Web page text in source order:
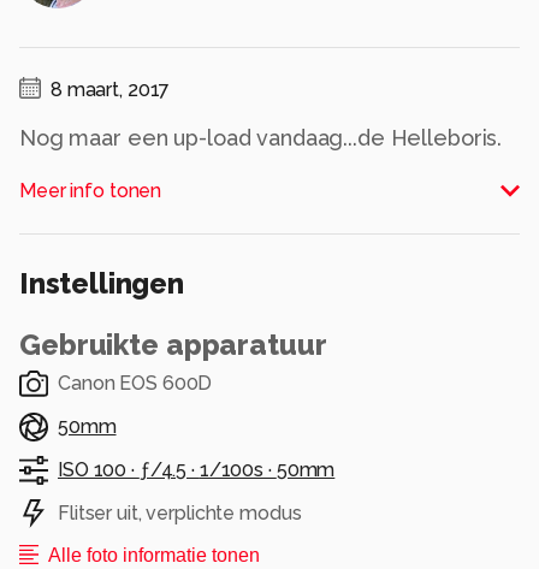
8 maart, 2017
Nog maar een up-load vandaag...de Helleboris.
Anemoontje.
Groetjes en een fijne avond,
Alle rechten voorbehouden
Meer info tonen
Instellingen
Gebruikte apparatuur
Canon EOS 600D
50mm
ISO 100 · ƒ/4.5 · 1/100s · 50mm
Flitser uit, verplichte modus
Alle foto informatie tonen